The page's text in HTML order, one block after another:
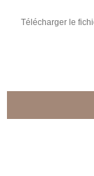
Télécharger le